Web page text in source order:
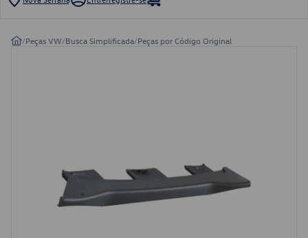
/Peças VW/Busca Simplificada/Peças por Código Original